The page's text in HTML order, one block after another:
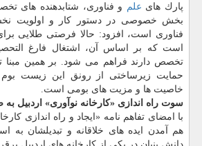
پارك های علم و فناوری، شتابدهنده های
بخش خصوصی در دستور كار و اولویت
فناوری است، افزود: حالا فرصتی طلایی
است كه بر اساس آن، اشتغال فارغ
تخصص دارند فراهم می شود. بر همین مبنا
حمایت زیرساختی از رونق این زیست بوم
خاصیت ها و مزیت های بومی است.
سوت راه اندازی «كارخانه نوآوری» اردبیل به
با امضای تفاهم نامه «ایجاد و راه اندازی
هم آمدن ایده های خلاقانه و تبدیلشان به
دانش بنیان در یكی از كارخانه های اردبیل